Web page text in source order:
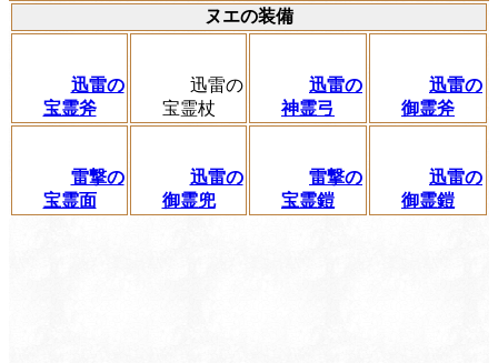
ヌエの装備
迅雷の
宝霊斧
迅雷の
宝霊杖
迅雷の
神霊弓
迅雷の
御霊斧
雷撃の
宝霊面
迅雷の
御霊兜
雷撃の
宝霊鎧
迅雷の
御霊鎧